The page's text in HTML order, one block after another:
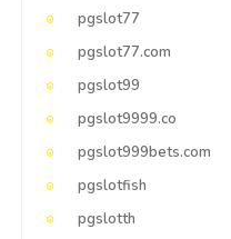
pgslot77
pgslot77.com
pgslot99
pgslot9999.co
pgslot999bets.com
pgslotfish
pgslotth